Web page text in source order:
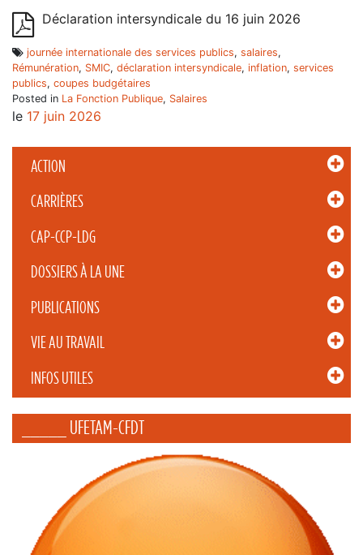
ACTION
CARRIÈRES
CAP-CCP-LDG
DOSSIERS À LA UNE
PUBLICATIONS
VIE AU TRAVAIL
INFOS UTILES
_____ UFETAM-CFDT
Déclaration intersyndicale du 16 juin 2026
journée internationale des services publics, salaires,
Rémunération, SMIC, déclaration intersyndicale, inflation, services
publics, coupes budgétaires
Posted in La Fonction Publique, Salaires
le 17 juin 2026